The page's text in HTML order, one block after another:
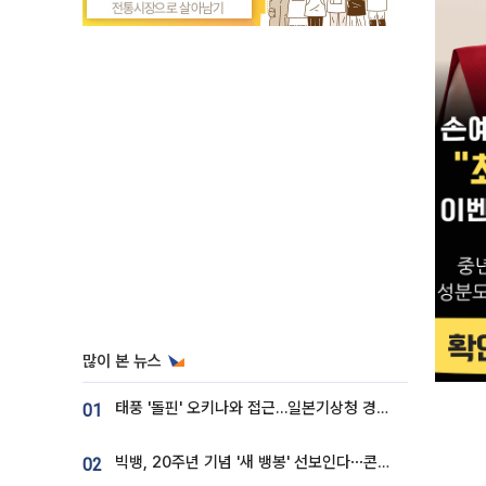
많이 본 뉴스
01 태풍 '돌핀' 오키나와 접근…일본기상청 경로 업데이트
02 빅뱅, 20주년 기념 '새 뱅봉' 선보인다⋯콘서트 앞두고 팝업 개최